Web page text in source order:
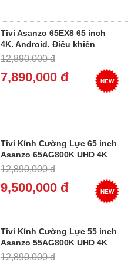
Tivi Asanzo 65EX8 65 inch
4K, Android, Điều khiển
giọng nói
12,890,000 đ
7,890,000 đ NEW
Tivi Kính Cường Lực 65 inch
Asanzo 65AG800K UHD 4K
12,890,000 đ
9,500,000 đ NEW
Tivi Kính Cường Lực 55 inch
Asanzo 55AG800K UHD 4K
12,890,000 đ